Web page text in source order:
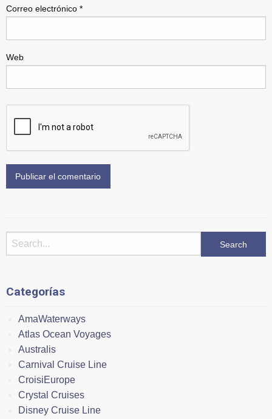
Correo electrónico *
Web
Categorías
AmaWaterways
Atlas Ocean Voyages
Australis
Carnival Cruise Line
CroisiEurope
Crystal Cruises
Disney Cruise Line